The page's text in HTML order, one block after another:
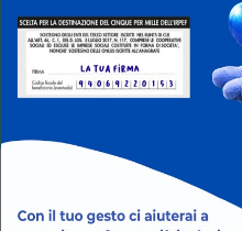
un camp di 4
ragazzi dagli